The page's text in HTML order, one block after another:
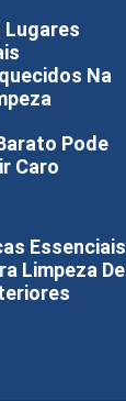
Lugares
Na
Pode
Caro
Essenciais
Limpeza De